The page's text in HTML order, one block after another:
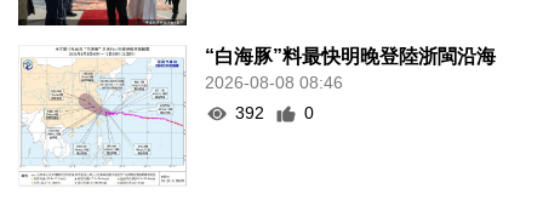
“白海豚”料最快明晚登陸浙閩沿海
2026-08-08 08:46
392
0